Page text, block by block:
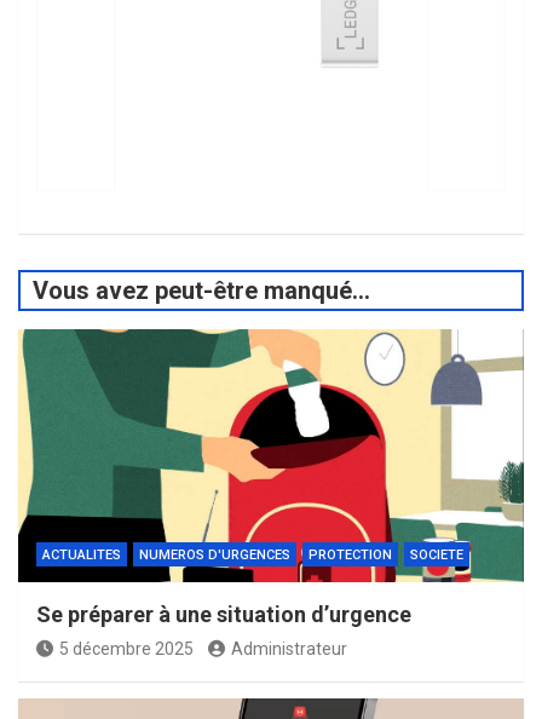
Vous avez peut-être manqué...
ACTUALITES NUMEROS D'URGENCES PROTECTION SOCIETE
Se préparer à une situation d’urgence
5 décembre 2025 Administrateur